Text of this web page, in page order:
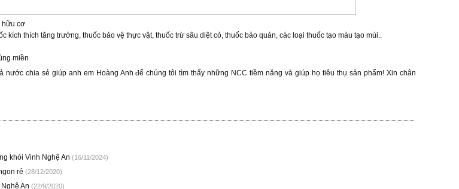
hữu cơ
kích thích tăng trưởng, thuốc bảo vệ thực vật, thuốc trừ sâu diệt cỏ, thuốc bảo quản, các loại thuốc tạo màu tạo mùi..
miền
nước chia sẻ giúp anh em Hoàng Anh để chúng tôi tìm thấy những NCC tiềm năng và giúp họ tiêu thụ sản phẩm! Xin chân
khói Vinh Nghệ An (16/11/2024)
rẻ (28/12/2020)
An (22/9/2020)